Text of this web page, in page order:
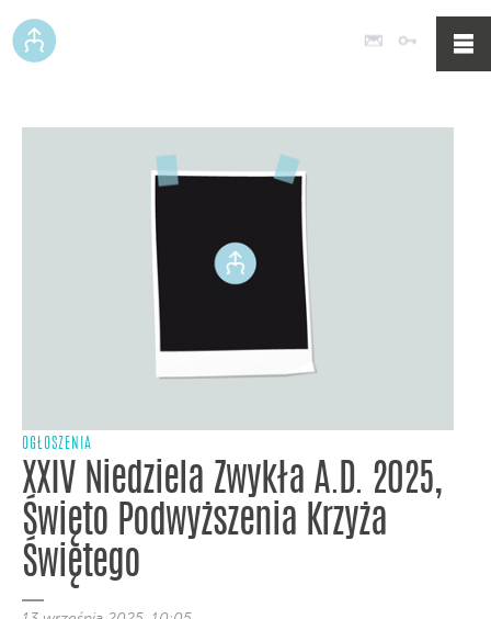
Poczta
OGŁOSZENIA
XXIV Niedziela Zwykła A.D. 2025,
Święto Podwyższenia Krzyża
Świętego